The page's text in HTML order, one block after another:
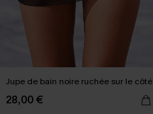
Jupe de bain noire ruchée sur le côté
28,00 €